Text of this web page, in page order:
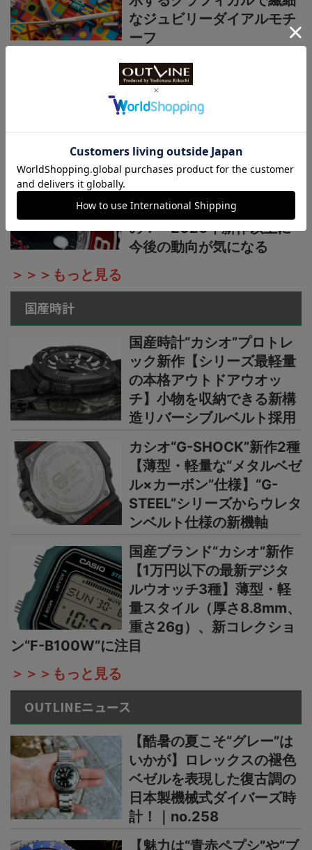
なジュビリーダイアルモチ
ーフ
菊地吉正の【ロレックス通
信 No.313】｜生産終了の
発表からほぼ2カ月。実勢
菊地吉正の【ロレックス通
信 No.312】｜えっ、あの
超人気モデルが生産終了な
の！ 2026年新作以上に
今後の動向が気になる
＞＞＞もっと見る
国産時計
国産時計“カシオ”プロトレ
ック新作【シリーズ最軽量
の本格アウトドアウオッ
チ】小物を収納できる新構
造リバーシブルベルト採用
カシオ“G-SHOCK”新作2種
【薄型・軽量な“メタルベゼ
ル×カーボン”仕様】“G-
STEEL”シリーズからウレタ
ンベルト仕様の新機軸
国産ブランド“カシオ”新作
【1万円以下の最新デジタ
ルウオッチ3種】薄型・軽
量スタイル（厚さ8.8mm、
重さ26g）、新コレクショ
ン“F-B100W”に注目
＞＞＞もっと見る
OUTLINEニュース
【酷暑の夏こそ“グレー”は
いかが】ロレックスの褪色
ベゼルを表現した復古調の
日本製機械式ダイバーズ時
計！｜no.258
【魅力は“青赤ペプシ”や“ブ